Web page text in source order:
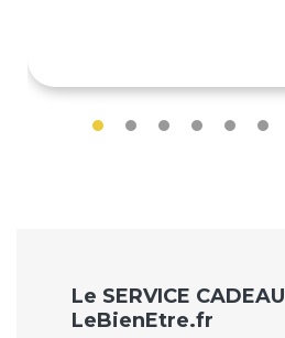
Le SERVICE CADEAU
LeBienEtre.fr